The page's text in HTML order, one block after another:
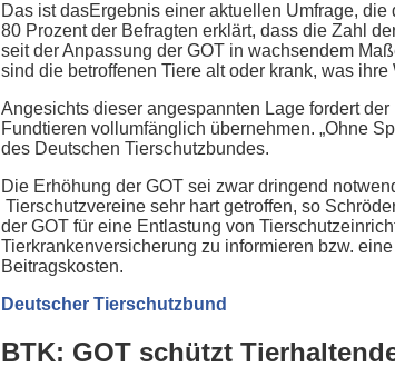
Das ist dasErgebnis einer aktuellen Umfrage,
80 Prozent der Befragten erklärt, dass die Zahl
seit der Anpassung der GOT in wachsendem
sind die betroffenen Tiere alt oder krank, was
Angesichts dieser angespannten Lage fordert
Fundtieren vollumfänglich übernehmen. „Ohne
des Deutschen Tierschutzbundes.
Die Erhöhung der GOT sei zwar dringend
Tierschutzvereine sehr hart getroffen, so
der GOT für eine Entlastung von
Tierkrankenversicherung zu informieren bzw.
Beitragskosten.
Deutscher Tierschutzbund
BTK: GOT schützt